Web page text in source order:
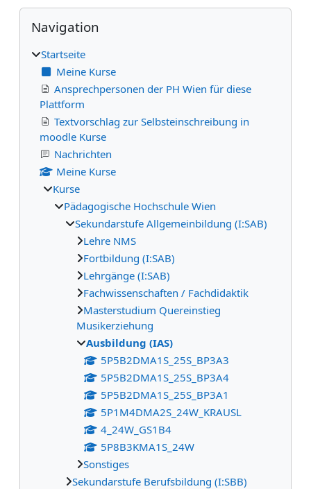
Blöcke
Navigation überspringen
Navigation
Startseite
Meine Kurse
Ansprechpersonen der PH Wien für diese
Plattform
Textvorschlag zur Selbsteinschreibung in
moodle Kurse
Nachrichten
Meine Kurse
Kurse
Pädagogische Hochschule Wien
Sekundarstufe Allgemeinbildung (I:SAB)
Lehre NMS
Fortbildung (I:SAB)
Lehrgänge (I:SAB)
Fachwissenschaften / Fachdidaktik
Masterstudium Quereinstieg
Musikerziehung
Ausbildung (IAS)
5P5B2DMA1S_25S_BP3A3
5P5B2DMA1S_25S_BP3A4
5P5B2DMA1S_25S_BP3A1
5P1M4DMA2S_24W_KRAUSL
4_24W_GS1B4
5P8B3KMA1S_24W
Sonstiges
Sekundarstufe Berufsbildung (I:SBB)